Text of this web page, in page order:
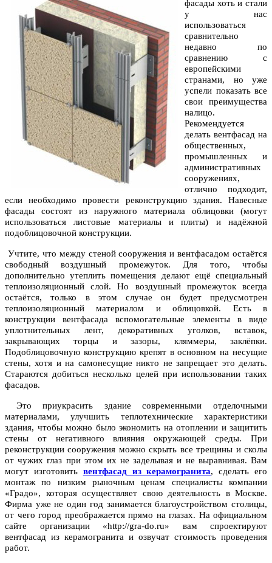
фасады хоть и стали
у нас
использоваться
сравнительно
недавно по
сравнению с
европейскими
странами, но уже
успели показать все
свои преимущества
налицо.
Рекомендуется
делать вентфасад на
общественных,
промышленных и
административных
сооружениях,
отлично подходит,
если необходимо провести реконструкцию здания. Навесные
фасады состоят из наружного материала облицовки (могут
использоваться листовые материалы и плиты) и надёжной
подоблицовочной конструкции.
Учтите, что между стеной сооружения и вентфасадом остаётся
свободный воздушный промежуток. Для того, чтобы
дополнительно утеплить помещения делают ещё специальный
теплоизоляционный слой. Но воздушный промежуток всегда
остаётся, только в этом случае он будет предусмотрен
теплоизоляционный материалом и облицовкой. Есть в
конструкции вентфасада вспомогательные элементы в виде
уплотнительных лент, декоративных уголков, вставок,
закрывающих торцы и зазоры, кляммеры, заклёпки.
Подоблицовочную конструкцию крепят в основном на несущие
стены, хотя и на самонесущие никто не запрещает это делать.
Стараются добиться несколько целей при использовании таких
фасадов.
Это приукрасить здание современными отделочными
материалами, улучшить теплотехнические характеристики
здания, чтобы можно было экономить на отоплении и защитить
стены от негативного влияния окружающей среды. При
реконструкции сооружения можно скрыть все трещины и сколы
от чужих глаз при этом их не заделывая и не выравнивая. Вам
могут изготовить вентфасад из керамогранита, сделать его
монтаж по низким рыночным ценам специалисты компании
«Градо», которая осуществляет свою деятельность в Москве.
Фирма уже не один год занимается благоустройством столицы,
от чего город преображается прямо на глазах. На официальном
сайте организации «http://gra-do.ru» вам спроектируют
вентфасад из керамогранита и озвучат стоимость проведения
работ.